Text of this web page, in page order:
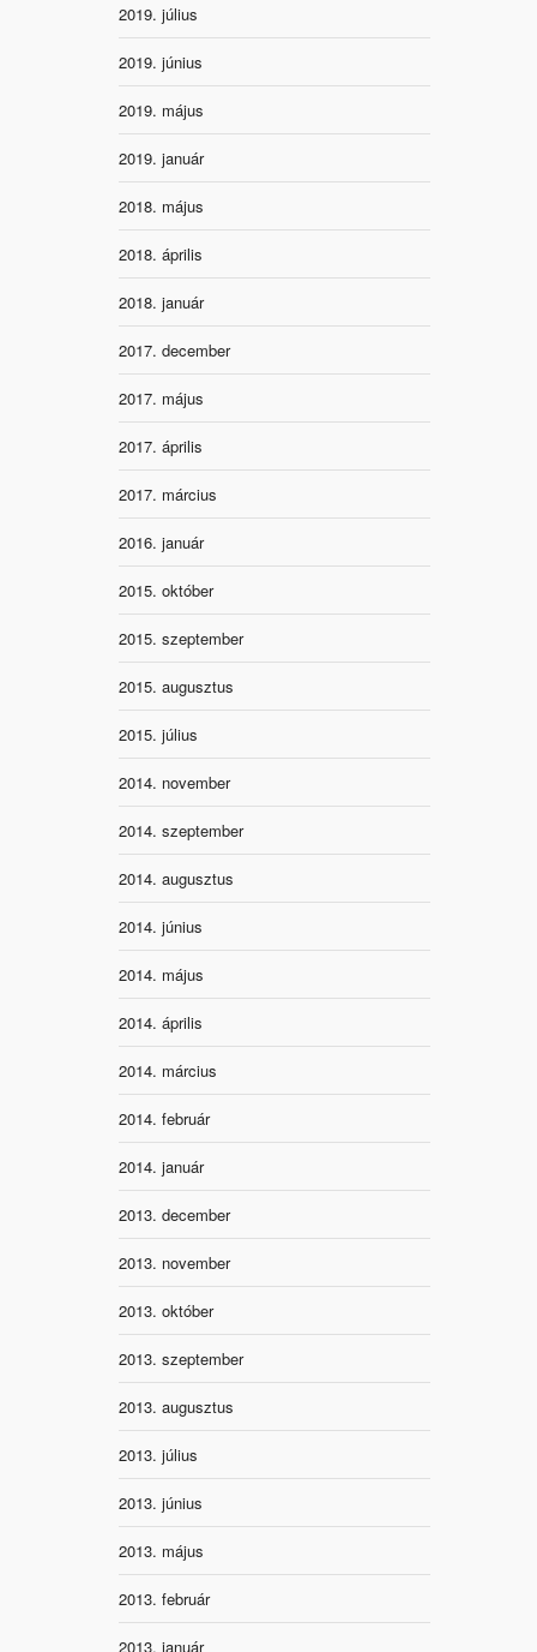
2019. július
2019. június
2019. május
2019. január
2018. május
2018. április
2018. január
2017. december
2017. május
2017. április
2017. március
2016. január
2015. október
2015. szeptember
2015. augusztus
2015. július
2014. november
2014. szeptember
2014. augusztus
2014. június
2014. május
2014. április
2014. március
2014. február
2014. január
2013. december
2013. november
2013. október
2013. szeptember
2013. augusztus
2013. július
2013. június
2013. május
2013. február
2013. január